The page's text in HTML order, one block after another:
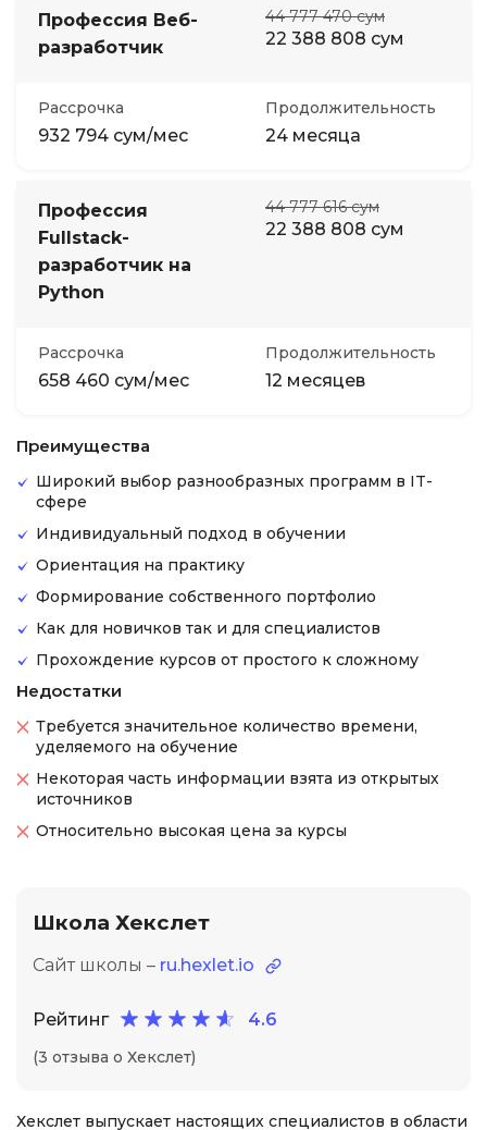
Профессия Веб-
разработчик
44 777 470 сум
22 388 808 сум
Рассрочка
932 794 сум/мес
Продолжительность
24 месяца
Профессия
Fullstack-
разработчик на
Python
44 777 616 сум
22 388 808 сум
Рассрочка
658 460 сум/мес
Продолжительность
12 месяцев
Преимущества
Широкий выбор разнообразных программ в IT-
сфере
Индивидуальный подход в обучении
Ориентация на практику
Формирование собственного портфолио
Как для новичков так и для специалистов
Прохождение курсов от простого к сложному
Недостатки
Требуется значительное количество времени,
уделяемого на обучение
Некоторая часть информации взята из открытых
источников
Относительно высокая цена за курсы
Школа Хекслет
Сайт школы – ru.hexlet.io
Рейтинг 4.6
(3 отзыва о Хекслет)
Хекслет выпускает настоящих специалистов в области